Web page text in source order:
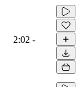
2:02 -